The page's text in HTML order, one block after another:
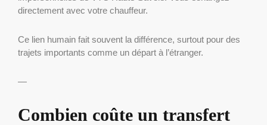
directement avec votre chauffeur.
Ce lien humain fait souvent la différence, surtout pour des
trajets importants comme un départ à l’étranger.
—
Combien coûte un transfert